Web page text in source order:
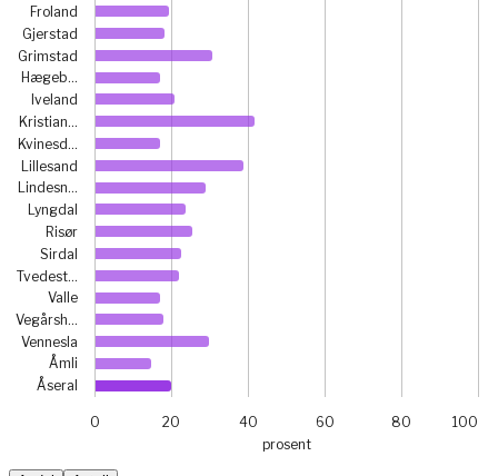
prosent
Froland
Gjerstad
Grimstad
Hægeb…
Iveland
Kristian…
Kvinesd…
Lillesand
Lindesn…
Lyngdal
Risør
Sirdal
Tvedest…
Valle
Vegårsh…
Vennesla
Åmli
Åseral
0 20 40 60 80 100